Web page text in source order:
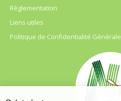
Règlementation
Liens utiles
Politique de Confidentialité Générale